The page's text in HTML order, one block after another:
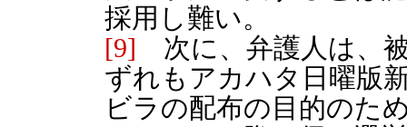
採用し難い。
[9] 次に、弁護人は、
ずれもアカハタ日曜版
ビラの配布の目的のた